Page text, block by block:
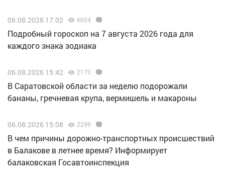
06.08.2026 17:02 6654
Подробный гороскоп на 7 августа 2026 года для
каждого знака зодиака
06.08.2026 15:42 2170
В Саратовской области за неделю подорожали
бананы, гречневая крупа, вермишель и макароны
06.08.2026 15:08 2299
В чем причины дорожно-транспортных происшествий
в Балакове в летнее время? Информирует
балаковская Госавтоинспекция